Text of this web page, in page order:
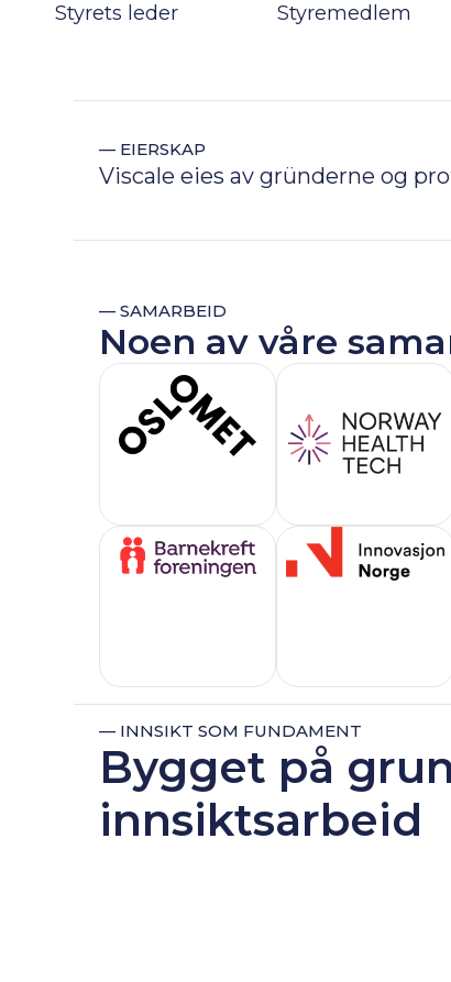
Styrets leder Styremedlem
— EIERSKAP
Viscale eies av gründerne og
— SAMARBEID
Noen av våre
— INNSIKT SOM FUNDAMENT
Bygget på
innsiktsarbeid